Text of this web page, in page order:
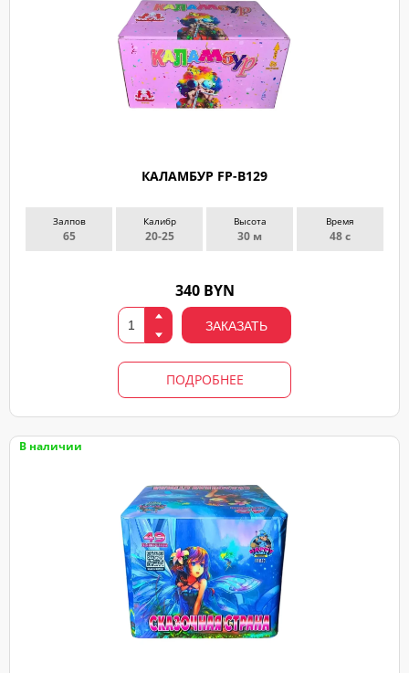
КАЛАМБУР FP-B129
Залпов
65
Калибр
20-25
Высота
30 м
Время
48 с
340 BYN
ЗАКАЗАТЬ
ПОДРОБНЕЕ
В наличии